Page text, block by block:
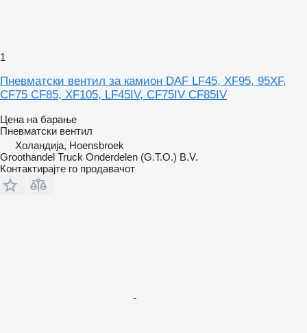
1
Пневматски вентил за камион DAF LF45, XF95, 95XF,
CF75 CF85, XF105, LF45IV, CF75IV CF85IV
Цена на барање
Пневматски вентил
Холандија, Hoensbroek
Groothandel Truck Onderdelen (G.T.O.) B.V.
Контактирајте го продавачот